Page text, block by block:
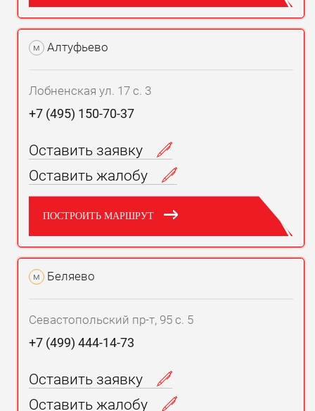
м Алтуфьево
Лобненская ул. 17 с. 3
+7 (495) 150-70-37
Оставить заявку
Оставить жалобу
ПОСТРОИТЬ МАРШРУТ
м Беляево
Севастопольский пр-т, 95 с. 5
+7 (499) 444-14-73
Оставить заявку
Оставить жалобу